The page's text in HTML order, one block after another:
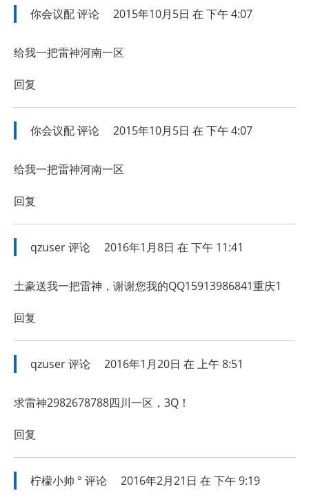
你会议配评论 2015年10月5日 在 下午 4:07
给我一把雷神河南一区
回复
你会议配评论 2015年10月5日 在 下午 4:07
给我一把雷神河南一区
回复
qzuser评论 2016年1月8日 在 下午 11:41
土豪送我一把雷神，谢谢您我的QQ15913986841重庆1
回复
qzuser评论 2016年1月20日 在 上午 8:51
求雷神2982678788四川一区，3Q！
回复
柠檬小帅 ° 评论 2016年2月21日 在 下午 9:19